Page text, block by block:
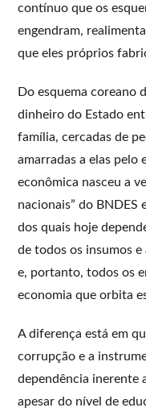
contínuo que os
engendram,
que eles próprios
Do esquema coreano
dinheiro do Estado
família, cercadas de
amarradas a elas pelo
econômica nasceu a
nacionais” do BNDES
dos quais hoje
de todos os insumos
e, portanto, todos os
economia que orbita
A diferença está em
corrupção e a
dependência inerente
apesar do nível de